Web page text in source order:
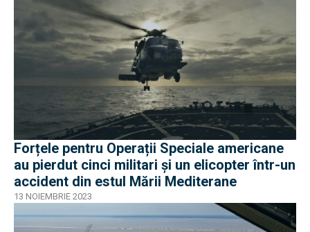
Forțele pentru Operații Speciale americane
au pierdut cinci militari și un elicopter într-un
accident din estul Mării Mediterane
13 NOIEMBRIE 2023